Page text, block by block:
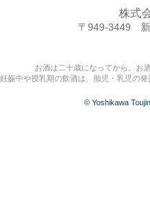
株式
〒949-3449 新
お酒は二十歳になってから。お
妊娠中や授乳期の飲酒は、胎児・乳児の
© Yoshikawa